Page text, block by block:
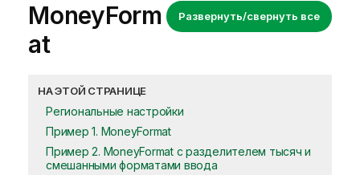
Развернуть/свернуть все
MoneyForm
at
НА ЭТОЙ СТРАНИЦЕ
Региональные настройки
Пример 1. MoneyFormat
Пример 2. MoneyFormat с разделителем тысяч и
смешанными форматами ввода